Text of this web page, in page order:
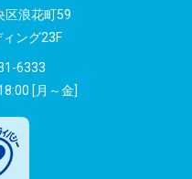
区浪花町59
ング23F
6333
[月～金]